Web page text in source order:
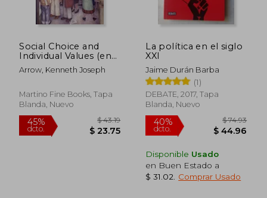
$ 19.47
45%
dcto.
Social Choice and
Individual Values (en
Inglés)
Arrow, Kenneth Joseph
Martino Fine Books, Tapa
Blanda, Nuevo
La política en el siglo
XXI
Jaime Durán Barba
(1)
DEBATE, 2017, Tapa
Blanda, Nuevo
Disponible Usado
en Buen Estado a
$ 31.02
Comprar Usado